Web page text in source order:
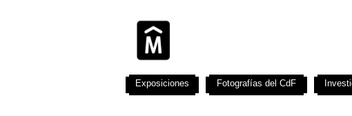
Exposiciones Fotografías del CdF